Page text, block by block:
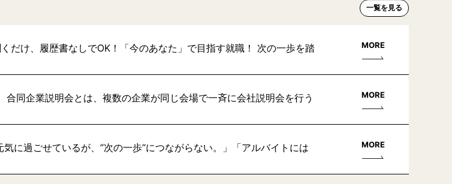
一覧を見る
だけ、履歴書なしでOK！「今のあなた」で目指す就職！ 次の一歩を踏
MORE
同企業説明会とは、複数の企業が同じ会場で一斉に会社説明会を行う
MORE
に過ごせているが、“次の一歩“につながらない。」「アルバイトには
MORE